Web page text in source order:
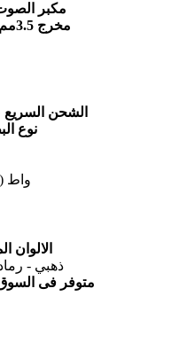
مكبر
مخرج 3.5مم
الشحن السريع
نوع
20
الالوان
ذهبي -
متوفر فى